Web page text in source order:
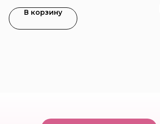
В корзину